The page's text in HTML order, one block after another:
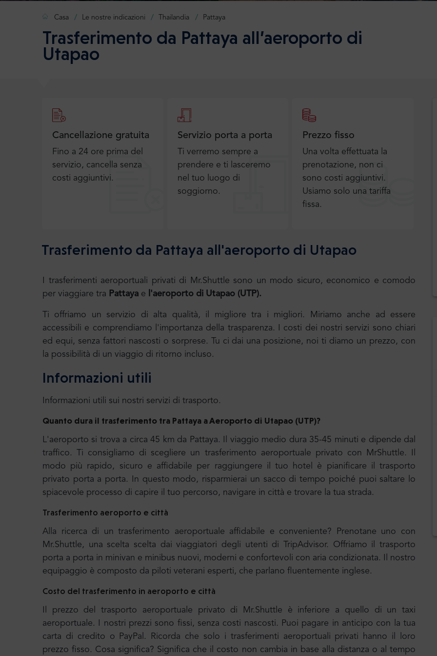
Casa Le nostre indicazioni Thailandia Pattaya
Trasferimento da Pattaya all’aeroporto di
Utapao
Cancellazione gratuita
Fino a 24 ore prima del
servizio, cancella senza
costi aggiuntivi.
Servizio porta a porta
Ti verremo sempre a
prendere e ti lasceremo
nel tuo luogo di
soggiorno.
Prezzo fisso
Una volta effettuata la
prenotazione, non ci
sono costi aggiuntivi.
Usiamo solo una tariffa
fissa.
Trasferimento da Pattaya all'aeroporto di Utapao
I trasferimenti aeroportuali privati di Mr.Shuttle sono un modo sicuro, economico e comodo
per viaggiare tra Pattaya e l'aeroporto di Utapao (UTP).
Ti offriamo un servizio di alta qualità, il migliore tra i migliori. Miriamo anche ad essere
accessibili e comprendiamo l'importanza della trasparenza. I costi dei nostri servizi sono chiari
ed equi, senza fattori nascosti o sorprese. Tu ci dai una posizione, noi ti diamo un prezzo, con
la possibilità di un viaggio di ritorno incluso.
Informazioni utili
Informazioni utili sui nostri servizi di trasporto.
Quanto dura il trasferimento tra Pattaya a Aeroporto di Utapao (UTP)?
L'aeroporto si trova a circa 45 km da Pattaya. Il viaggio medio dura 35-45 minuti e dipende dal
traffico. Ti consigliamo di scegliere un trasferimento aeroportuale privato con MrShuttle. Il
modo più rapido, sicuro e affidabile per raggiungere il tuo hotel è pianificare il trasporto
privato porta a porta. In questo modo, risparmierai un sacco di tempo poiché puoi saltare lo
spiacevole processo di capire il tuo percorso, navigare in città e trovare la tua strada.
Trasferimento aeroporto e città
Alla ricerca di un trasferimento aeroportuale affidabile e conveniente? Prenotane uno con
Mr.Shuttle, una scelta scelta dai viaggiatori degli utenti di TripAdvisor. Offriamo il trasporto
porta a porta in minivan e minibus nuovi, moderni e confortevoli con aria condizionata. Il nostro
equipaggio è composto da piloti veterani esperti, che parlano fluentemente inglese.
Costo del trasferimento in aeroporto e città
Il prezzo del trasporto aeroportuale privato di Mr.Shuttle è inferiore a quello di un taxi
aeroportuale. I nostri prezzi sono fissi, senza costi nascosti. Puoi pagare in anticipo con la tua
carta di credito o PayPal. Ricorda che solo i trasferimenti aeroportuali privati hanno il loro
prezzo fisso. Cosa significa? Significa che il costo non cambia in base alla distanza o al tempo